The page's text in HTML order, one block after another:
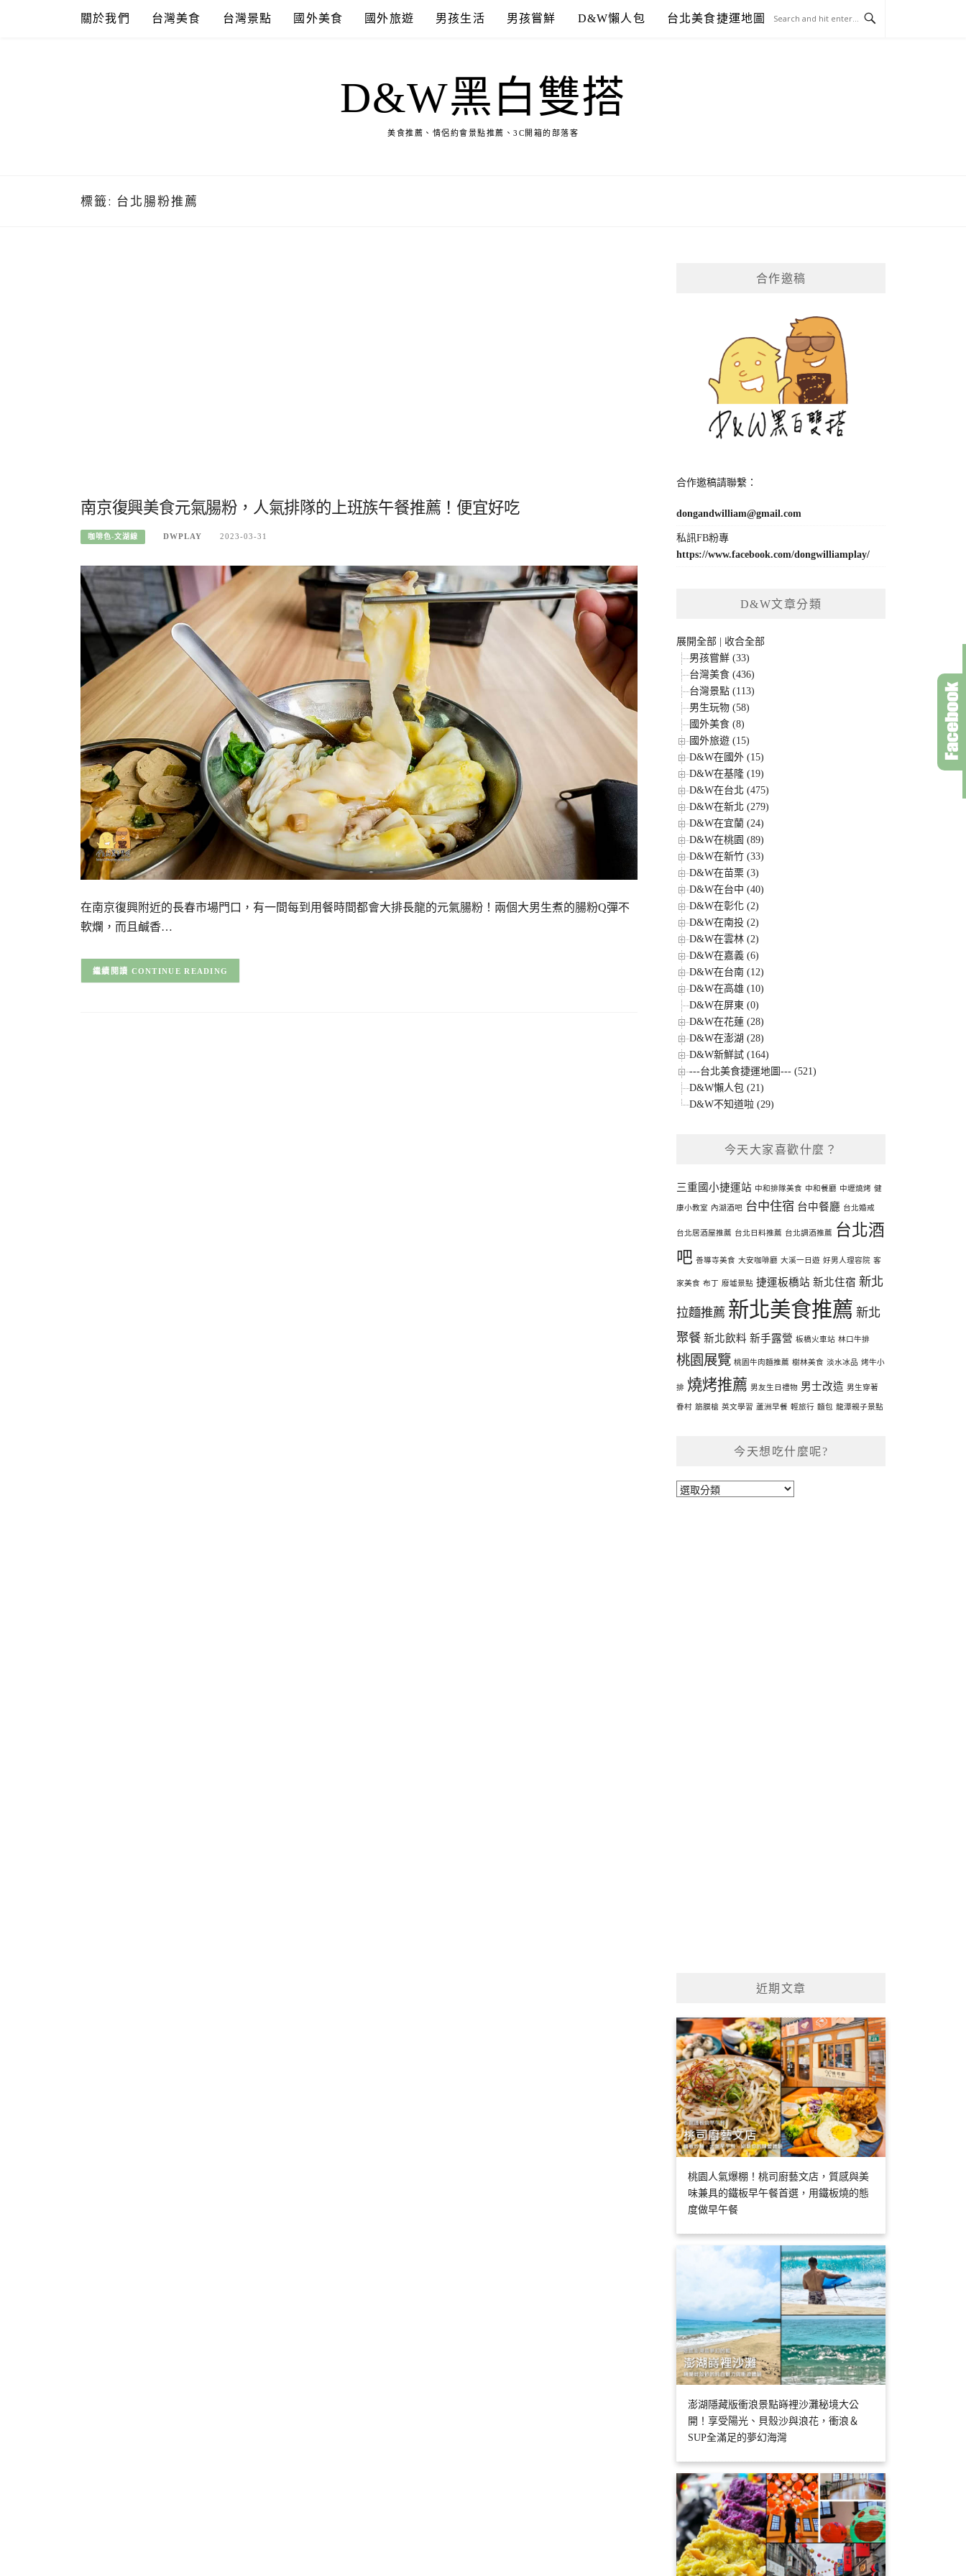
關於我們 台灣美食 台灣景點 國外美食 國外旅遊 男孩生活 男孩嘗鮮 D&W懶人包 台北美食捷運地圖
D&W黑白雙搭
美食推薦、情侶約會景點推薦、3C開箱的部落客
標籤: 台北腸粉推薦
南京復興美食元氣腸粉，人氣排隊的上班族午餐推薦！便宜好吃
咖啡色-文湖線 DWPLAY 2023-03-31
在南京復興附近的長春市場門口，有一間每到用餐時間都會大排長龍的元氣腸粉！兩個大男生煮的腸粉Q彈不
軟爛，而且鹹香…
CONTINUE READING
合作邀稿
合作邀稿請聯繫：
dongandwilliam@gmail.com
私訊FB粉專
https://www.facebook.com/dongwilliamplay/
D&W文章分類
展開全部
收合全部
男孩嘗鮮 (33)
台灣美食 (436)
台灣景點 (113)
男生玩物 (58)
國外美食 (8)
國外旅遊 (15)
D&W在國外 (15)
D&W在基隆 (19)
D&W在台北 (475)
D&W在新北 (279)
D&W在宜蘭 (24)
D&W在桃園 (89)
D&W在新竹 (33)
D&W在苗栗 (3)
D&W在台中 (40)
D&W在彰化 (2)
D&W在南投 (2)
D&W在雲林 (2)
D&W在嘉義 (6)
D&W在台南 (12)
D&W在高雄 (10)
D&W在屏東 (0)
D&W在花蓮 (28)
D&W在澎湖 (28)
D&W新鮮試 (164)
---台北美食捷運地圖--- (521)
D&W懶人包 (21)
D&W不知道啦 (29)
今天大家喜歡什麼？
三重國小捷運站 中和排隊美食 中和餐廳 中壢燒烤 健
康小教室 內湖酒吧 台中住宿 台中餐廳 台北婚戒
台北居酒屋推薦 台北日料推薦 台北調酒推薦
台北酒
吧 善導寺美食 大安咖啡廳 大溪一日遊 好男人理容院 客
家美食 布丁 廢墟景點 捷運板橋站 新北住宿 新北
拉麵推薦 新北美食推薦 新北
聚餐 新北飲料 新手露營 板橋火車站 林口牛排
桃園展覽 桃園牛肉麵推薦 樹林美食 淡水冰品 烤牛小
排 燒烤推薦 男友生日禮物 男士改造 男生穿著
眷村 筋膜槍 英文學習 蘆洲早餐 輕旅行 麵包 龍潭親子景點
今天想吃什麼呢?
今
近期文章
桃園人氣爆棚！桃司廚藝文店，質感與美
味兼具的鐵板早午餐首選，用鐵板燒的態
度做早午餐
澎湖隱藏版衝浪景點嵵裡沙灘秘境大公
開！享受陽光、貝殼沙與浪花，衝浪＆
SUP全滿足的夢幻海灣